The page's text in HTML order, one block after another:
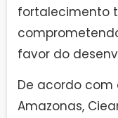
fortalecimento
favor do
De acordo com
Amazonas,